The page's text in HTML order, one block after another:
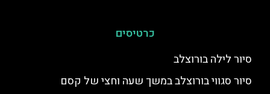
כרטיסים
סיור לילה בורוצלב
סיור סגווי בורוצלב במשך שעה וחצי של קסם